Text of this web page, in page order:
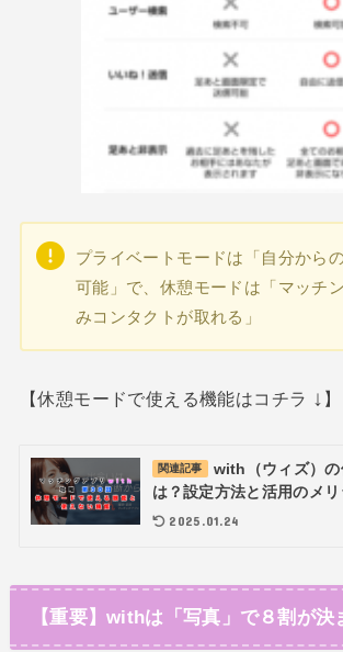
プライベートモードは「自分から
可能」で、休憩モードは「マッチ
みコンタクトが取れる」
【休憩モードで使える機能はコチラ ↓ 】
関連記事
with（ウィズ）の
は？設定方法と活用のメ
2025.01.24
【重要】withは「写真」で８割が決